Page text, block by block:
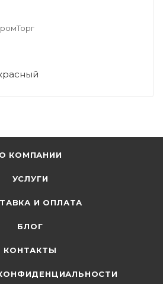
О КОМПАНИИ
УСЛУГИ
И ОПЛАТА
БЛОГ
КОНТАКТЫ